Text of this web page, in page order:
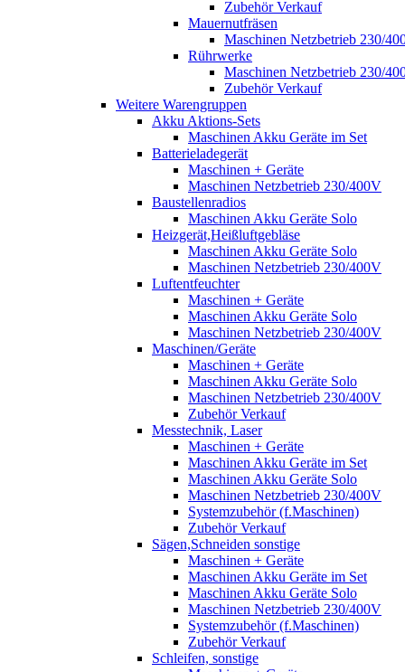
Zubehör Verkauf
Mauernutfräsen
Maschinen Netzbetrieb 230/
Rührwerke
Maschinen Netzbetrieb 230/
Zubehör Verkauf
Weitere Warengruppen
Akku Aktions-Sets
Maschinen Akku Geräte im Set
Batterieladegerät
Maschinen + Geräte
Maschinen Netzbetrieb 230/400V
Baustellenradios
Maschinen Akku Geräte Solo
Heizgerät,Heißluftgebläse
Maschinen Akku Geräte Solo
Maschinen Netzbetrieb 230/400V
Luftentfeuchter
Maschinen + Geräte
Maschinen Akku Geräte Solo
Maschinen Netzbetrieb 230/400V
Maschinen/Geräte
Maschinen + Geräte
Maschinen Akku Geräte Solo
Maschinen Netzbetrieb 230/400V
Zubehör Verkauf
Messtechnik, Laser
Maschinen + Geräte
Maschinen Akku Geräte im Set
Maschinen Akku Geräte Solo
Maschinen Netzbetrieb 230/400V
Systemzubehör (f.Maschinen)
Zubehör Verkauf
Sägen,Schneiden sonstige
Maschinen + Geräte
Maschinen Akku Geräte im Set
Maschinen Akku Geräte Solo
Maschinen Netzbetrieb 230/400V
Systemzubehör (f.Maschinen)
Zubehör Verkauf
Schleifen, sonstige